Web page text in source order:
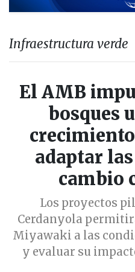
Infraestructura verde
El AMB
bosques
adaptar
cambio
Los proyectos
Cerdanyola
Miyawaki a las
y evaluar su